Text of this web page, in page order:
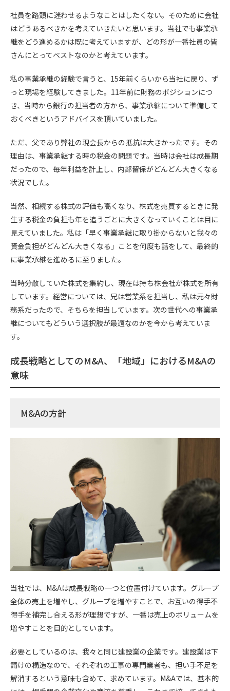
社員を路頭に迷わせるようなことはしたくない。そのために会社
はどうあるべきかを考えていきたいと思います。当社でも事業承
継をどう進めるかは既に考えていますが、どの形が一番社員の皆
さんにとってベストなのかと考えています。
私の事業承継の経験で言うと、15年前くらいから当社に戻り、ず
っと現場を経験してきました。11年前に財務のポジションにつ
き、当時から銀行の担当者の方から、事業承継について準備して
おくべきというアドバイスを頂いていました。
ただ、父であり弊社の現会長からの抵抗は大きかったです。その
理由は、事業承継する時の税金の問題です。当時は会社は成長期
だったので、毎年利益を計上し、内部留保がどんどん大きくなる
状況でした。
当然、相続する株式の評価も高くなり、株式を売買するときに発
生する税金の負担も年を追うごとに大きくなっていくことは目に
見えていました。私は「早く事業承継に取り掛からないと我々の
資金負担がどんどん大きくなる」ことを何度も話をして、最終的
に事業承継を進めるに至りました。
当時分散していた株式を集約し、現在は持ち株会社が株式を所有
しています。経営については、兄は営業系を担当し、私は元々財
務系だったので、そちらを担当しています。次の世代への事業承
継についてもどういう選択肢が最適なのかを今から考えていま
す。
成長戦略としてのM&A、「地域」におけるM&Aの
意味
M&Aの方針
当社では、M&Aは成長戦略の一つと位置付けています。グループ
全体の売上を増やし、グループを増やすことで、お互いの得手不
得手を補完し合える形が理想ですが、一番は売上のボリュームを
増やすことを目的としています。
必要としているのは、我々と同じ建設業の企業です。建設業は下
請けの構造なので、それぞれの工事の専門業者も、担い手不足を
解消するという意味も含めて、求めています。M&Aでは、基本的